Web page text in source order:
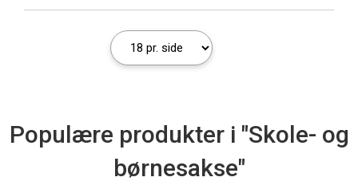
Populære produkter i "Skole- og
børnesakse"